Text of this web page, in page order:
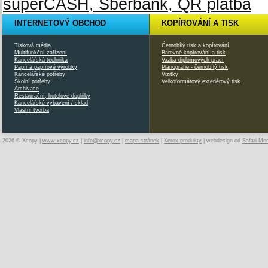
INTERNETOVÝ OBCHOD
Tisková média
Multifunkční zařízení
Kancelářská technika
Papír a papírové výrobky
Kancelářské potřeby
Školní potřeby
Archivace
Restaurační, hotelové doplňky
Kancelářské vybavení / sklad
Vlastní tvorba
KOPÍROVÁNÍ A TISK
Černobílý tisk a kopírování
Barevné kopírování a tisk
Vazba diplomových prací
Planografie - černobílý tisk
Vizitky
Velkoformátový exteriérový tisk
2026 © Xcopy | www.xcopy.cz info@xcopy.cz mapa stránek Xerox produkty | webdesign od Safari